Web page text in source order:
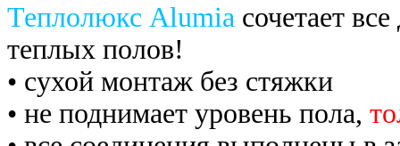
Теплолюкс Alumia сочетает
теплых полов!
• сухой монтаж без стяжки
• не поднимает уровень пола,